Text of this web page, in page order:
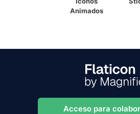
Animados
Acceso para